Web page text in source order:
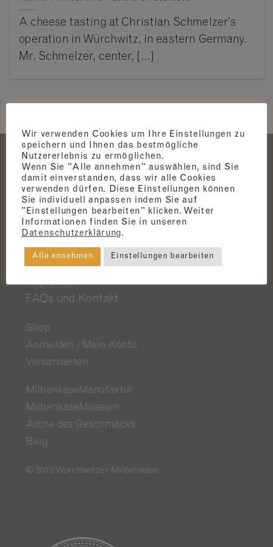
A cheese tasting at Christian Schmelzer’s
operation in Würchwitz, in eastern Germany.
Mr. Schmelzer, center, [...]
AGB
Widerrufsbelehrung
Datenschutzerklärung
Impressum
FAQs und Kontakt
Shop
Anmelden / Mein Konto
Versandarten
MilbenkäseManufaktur
MilbenkäseMuseum
Arche des Geschmacks
Blog
© 2019 Würchwitzer Milbenkäse
Wir verwenden Cookies um Ihre Einstellungen zu
speichern und Ihnen das bestmögliche
Nutzererlebnis zu ermöglichen.
Wenn Sie "Alle annehmen" auswählen, sind Sie
damit einverstanden, dass wir alle Cookies
verwenden dürfen. Diese Einstellungen können
Sie individuell anpassen indem Sie auf
"Einstellungen bearbeiten" klicken. Weiter
Informationen finden Sie in unseren
Datenschutzerklärung.
Alle annehmen Einstellungen bearbeiten